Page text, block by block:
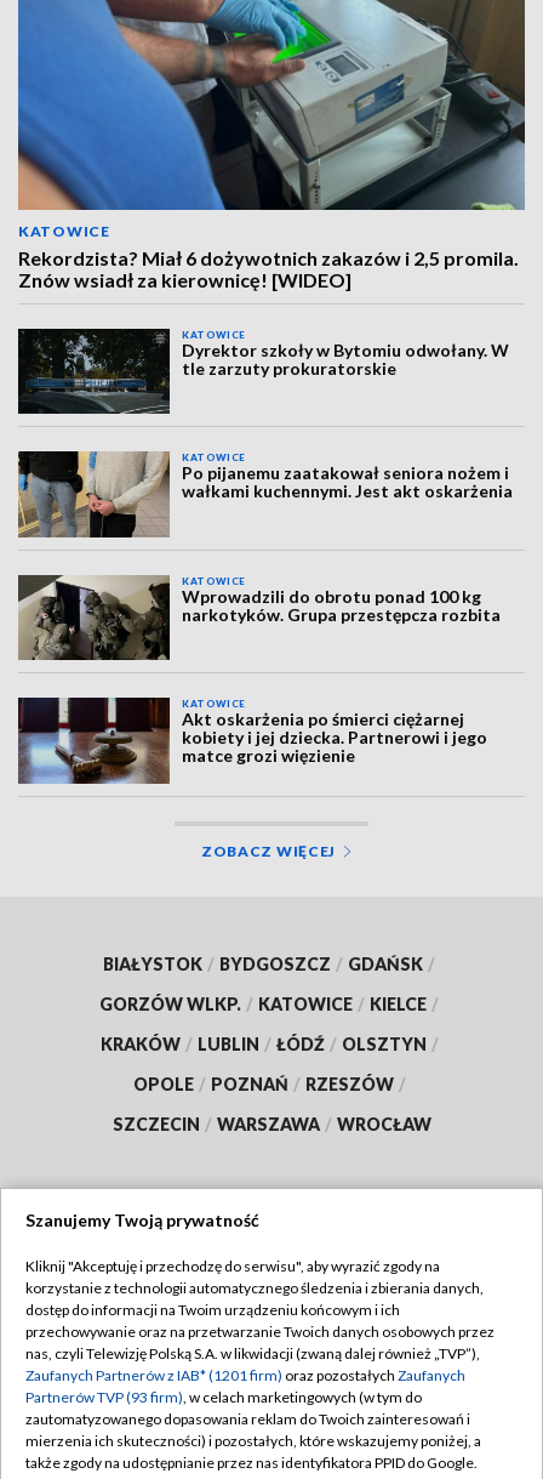
KATOWICE
Rekordzista? Miał 6 dożywotnich zakazów i 2,5 promila.
Znów wsiadł za kierownicę! [WIDEO]
KATOWICE
Dyrektor szkoły w Bytomiu odwołany. W
tle zarzuty prokuratorskie
KATOWICE
Po pijanemu zaatakował seniora nożem i
wałkami kuchennymi. Jest akt oskarżenia
KATOWICE
Wprowadzili do obrotu ponad 100 kg
narkotyków. Grupa przestępcza rozbita
KATOWICE
Akt oskarżenia po śmierci ciężarnej
kobiety i jej dziecka. Partnerowi i jego
matce grozi więzienie
ZOBACZ WIĘCEJ
BIAŁYSTOK / BYDGOSZCZ / GDAŃSK /
GORZÓW WLKP. / KATOWICE / KIELCE /
KRAKÓW / LUBLIN / ŁÓDŹ / OLSZTYN /
OPOLE / POZNAŃ / RZESZÓW /
SZCZECIN / WARSZAWA / WROCŁAW
TVP
Abonament TVP
Emisja w TVP
Centrum informacji TVP
Naziemna Telewizja Cyfrowa
Regulamin TVP
Polityka prywatności
Moje zgody
Pomoc
Szanujemy Twoją prywatność
Kliknij "Akceptuję i przechodzę do serwisu", aby wyrazić zgody na
korzystanie z technologii automatycznego śledzenia i zbierania danych,
dostęp do informacji na Twoim urządzeniu końcowym i ich
przechowywanie oraz na przetwarzanie Twoich danych osobowych przez
nas, czyli Telewizję Polską S.A. w likwidacji (zwaną dalej również „TVP”),
Zaufanych Partnerów z IAB* (1201 firm) oraz pozostałych Zaufanych
Partnerów TVP (93 firm), w celach marketingowych (w tym do
zautomatyzowanego dopasowania reklam do Twoich zainteresowań i
mierzenia ich skuteczności) i pozostałych, które wskazujemy poniżej, a
także zgody na udostępnianie przez nas identyfikatora PPID do Google.